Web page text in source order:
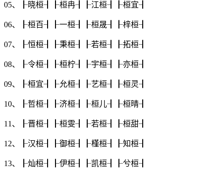
05、┠晓桓┨┠桓冉┨┠江桓┨┠桓宜┨
06、┠桓百┨┠一桓┨┠桓晟┨┠梓桓┨
07、┠恒桓┨┠秉桓┨┠若桓┨┠拓桓┨
08、┠令桓┨┠桓柠┨┠宇桓┨┠亦桓┨
09、┠桓宜┨┠允桓┨┠艺桓┨┠桓灵┨
10、┠哲桓┨┠济桓┨┠桓儿┨┠桓晴┨
11、┠晋桓┨┠桓雯┨┠若桓┨┠桓甜┨
12、┠汉桓┨┠御桓┨┠槿桓┨┠知桓┨
13、┠灿桓┨┠伊桓┨┠凯桓┨┠兮桓┨